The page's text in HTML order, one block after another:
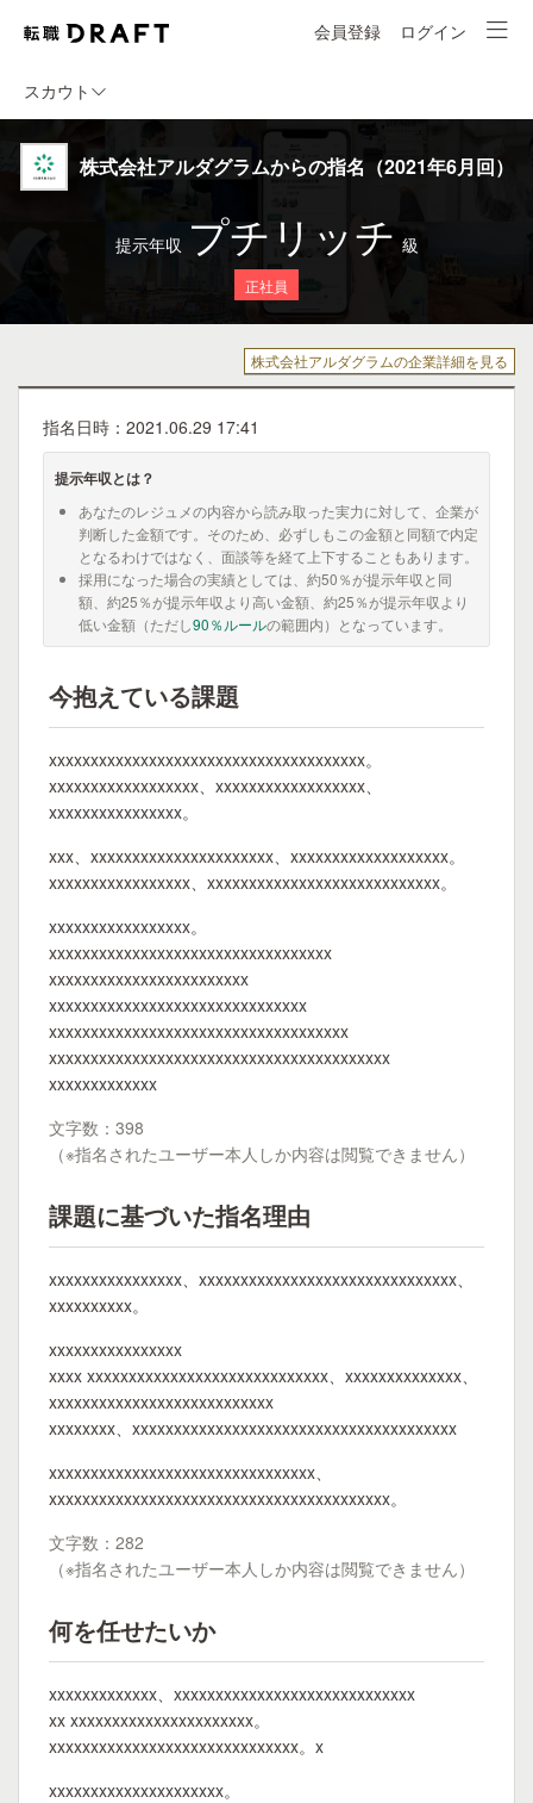
会員登録 ログイン
スカウト
株式会社アルダグラムからの指名（2021年6月回）
提示年収 プチリッチ 級
正社員
株式会社アルダグラムの企業詳細を見る
指名日時：2021.06.29 17:41
提示年収とは？
あなたのレジュメの内容から読み取った実力に対して、企業が
判断した金額です。そのため、必ずしもこの金額と同額で内定
となるわけではなく、面談等を経て上下することもあります。
採用になった場合の実績としては、約50％が提示年収と同
額、約25％が提示年収より高い金額、約25％が提示年収より
低い金額（ただし90％ルールの範囲内）となっています。
今抱えている課題
xxxxxxxxxxxxxxxxxxxxxxxxxxxxxxxxxxxxxx。
xxxxxxxxxxxxxxxxxx、xxxxxxxxxxxxxxxxxx、
xxxxxxxxxxxxxxxx。
xxx、xxxxxxxxxxxxxxxxxxxxxx、xxxxxxxxxxxxxxxxxxx。
xxxxxxxxxxxxxxxxx、xxxxxxxxxxxxxxxxxxxxxxxxxxxx。
xxxxxxxxxxxxxxxxx。
xxxxxxxxxxxxxxxxxxxxxxxxxxxxxxxxxx
xxxxxxxxxxxxxxxxxxxxxxxx
xxxxxxxxxxxxxxxxxxxxxxxxxxxxxxx
xxxxxxxxxxxxxxxxxxxxxxxxxxxxxxxxxxxx
xxxxxxxxxxxxxxxxxxxxxxxxxxxxxxxxxxxxxxxxx
xxxxxxxxxxxxx
文字数：398
（※指名されたユーザー本人しか内容は閲覧できません）
課題に基づいた指名理由
xxxxxxxxxxxxxxxx、xxxxxxxxxxxxxxxxxxxxxxxxxxxxxxx、
xxxxxxxxxx。
xxxxxxxxxxxxxxxx
xxxx xxxxxxxxxxxxxxxxxxxxxxxxxxxxx、xxxxxxxxxxxxxx、
xxxxxxxxxxxxxxxxxxxxxxxxxxx
xxxxxxxx、xxxxxxxxxxxxxxxxxxxxxxxxxxxxxxxxxxxxxxx
xxxxxxxxxxxxxxxxxxxxxxxxxxxxxxxx、
xxxxxxxxxxxxxxxxxxxxxxxxxxxxxxxxxxxxxxxxx。
文字数：282
（※指名されたユーザー本人しか内容は閲覧できません）
何を任せたいか
xxxxxxxxxxxxx、xxxxxxxxxxxxxxxxxxxxxxxxxxxxx
xx xxxxxxxxxxxxxxxxxxxxxx。
xxxxxxxxxxxxxxxxxxxxxxxxxxxxxx。x
xxxxxxxxxxxxxxxxxxxxx。